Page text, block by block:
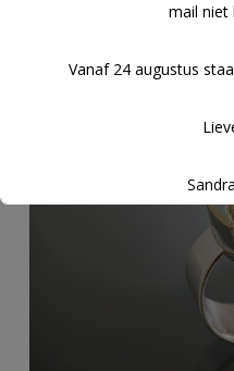
mail niet
Vanaf 24 augustus